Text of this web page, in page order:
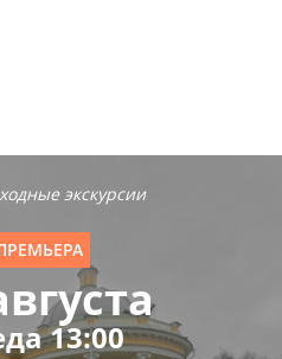
экскурсии
13:00